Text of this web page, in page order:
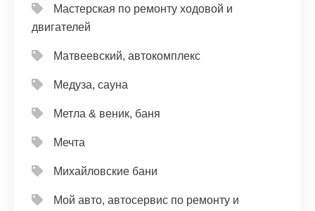
Мастерская по ремонту ходовой и
двигателей
Матвеевский, автокомплекс
Медуза, сауна
Метла & веник, баня
Мечта
Михайловские бани
Мой авто, автосервис по ремонту и